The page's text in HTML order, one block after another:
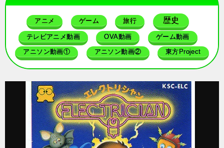
アニメ ゲーム 旅行 歴史
テレビアニメ動画 OVA動画 ゲーム動画
アニソン動画① アニソン動画② 東方Project